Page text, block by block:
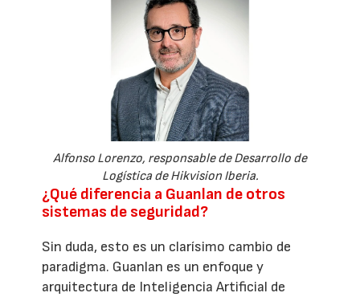
Alfonso Lorenzo, responsable de Desarrollo de
Logística de Hikvision Iberia.
¿Qué diferencia a Guanlan de otros
sistemas de seguridad?
Sin duda, esto es un clarísimo cambio de
paradigma. Guanlan es un enfoque y
arquitectura de Inteligencia Artificial de